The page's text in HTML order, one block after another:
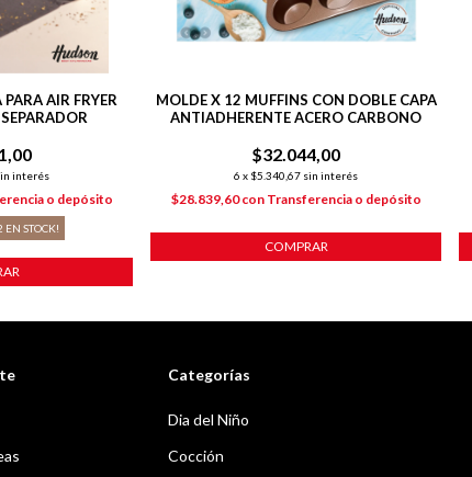
AIR FRYER
interés
o depósito
EN STOCK!
MOLDE X 12 MUFFINS CON DOBLE CAPA
ANTIADHERENTE ACERO CARBONO
$32.044,00
6 x $5.340,67 sin interés
$28.839,60con Transferencia o depósito
COMPRAR
Categorías
Dia del Niño
Cocción